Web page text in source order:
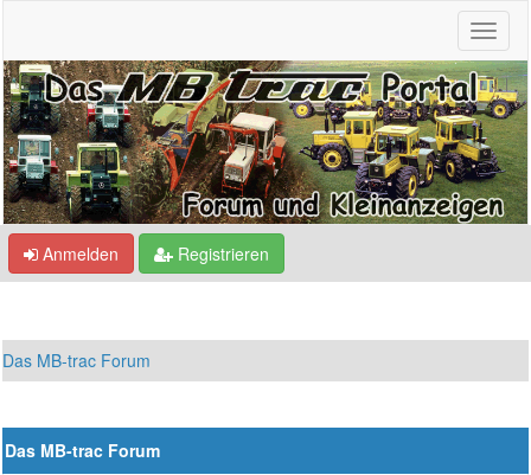
Anmelden Registrieren
Das MB-trac Forum
Das MB-trac Forum